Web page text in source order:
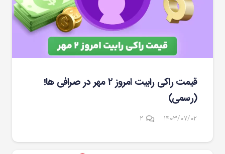
قیمت راکی رابیت امروز ۲ مهر در صرافی ها!
(رسمی)
۱۴۰۳/۰۷/۰۲ ۲دیدگاه